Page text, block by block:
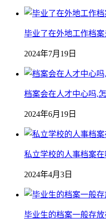
毕业了在外地工作档案
2024年7月19日
档案会在人才中心吗,
2024年6月19日
私立学校的人事档案
2024年4月3日
毕业生的档案一般存